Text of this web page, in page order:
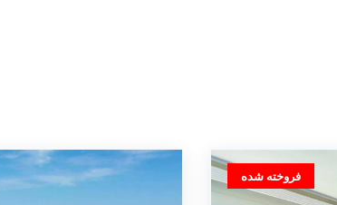
فروخته شده